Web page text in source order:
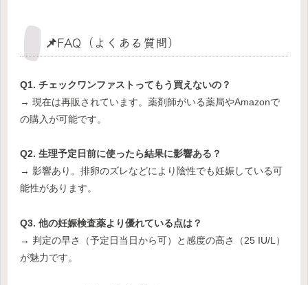
📌FAQ（よくある質問）
Q1. チェックワンファストってもう買えないの？
→ 現在は再販されています。薬剤師がいる薬局やAmazonで
の購入が可能です。
Q2. 生理予定日前に使ったら結果に影響ある？
→ 影響あり。排卵のズレなどにより陰性でも妊娠している可
能性があります。
Q3. 他の妊娠検査薬より優れている点は？
→ 判定の早さ（予定日当日から可）と感度の高さ（25 IU/L）
が魅力です。